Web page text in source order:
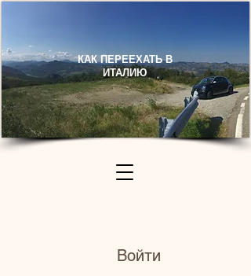
КАК ПЕРЕЕХАТЬ В
ИТАЛИЮ​
Войти